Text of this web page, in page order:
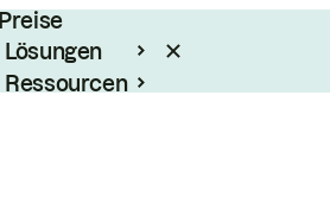
Preise
Lösungen
Ressourcen